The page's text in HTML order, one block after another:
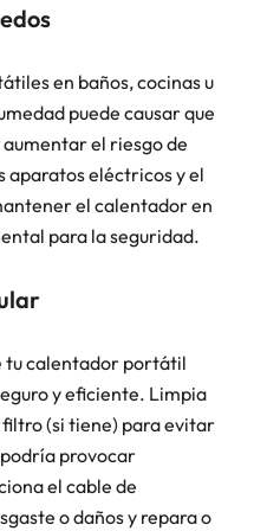
en baños, cocinas u
puede causar que
el riesgo de
aparatos eléctricos y el
el calentador en
para la seguridad.
tu calentador portátil
y eficiente. Limpia
(si tiene) para evitar
provocar
el cable de
o daños y repara o